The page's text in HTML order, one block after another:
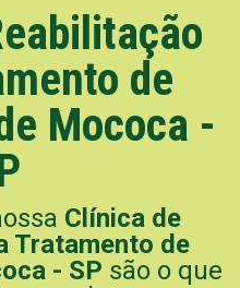
de
Mococa -
Clínica de
Tratamento de
- SP são o que